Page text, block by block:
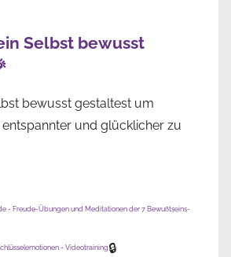
Selbst bewusst
bewusst gestaltest um
und glücklicher zu
🔒